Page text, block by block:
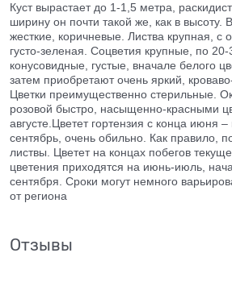
Куст вырастает до 1-1,5 метра,
ширину он почти такой же, как в высоту.
жесткие, коричневые. Листва крупная, с
густо-зеленая. Соцветия крупные, по
конусовидные, густые, вначале белого
затем приобретают очень яркий,
Цветки преимущественно стерильные.
розовой быстро, насыщенно-красными
августе.Цветет гортензия с конца июня
сентябрь, очень обильно. Как правило,
листвы. Цветет на концах побегов
цветения приходятся на июнь-июль,
сентября. Сроки могут немного
от региона
Отзывы